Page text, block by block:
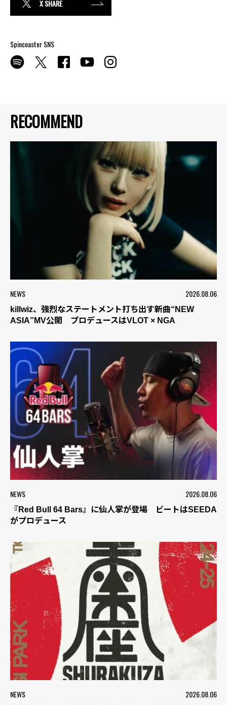
RECOMMEND
NEWS 2026.08.06
killwiz、強烈なステートメント打ち出す新曲“NEW
ASIA”MV公開 プロデュースはVLOT × NGA
NEWS 2026.08.06
『Red Bull 64 Bars』に仙人掌が登場 ビートはSEEDA
がプロデュース
NEWS 2026.08.06
X SHARE
Spincoaster SNS